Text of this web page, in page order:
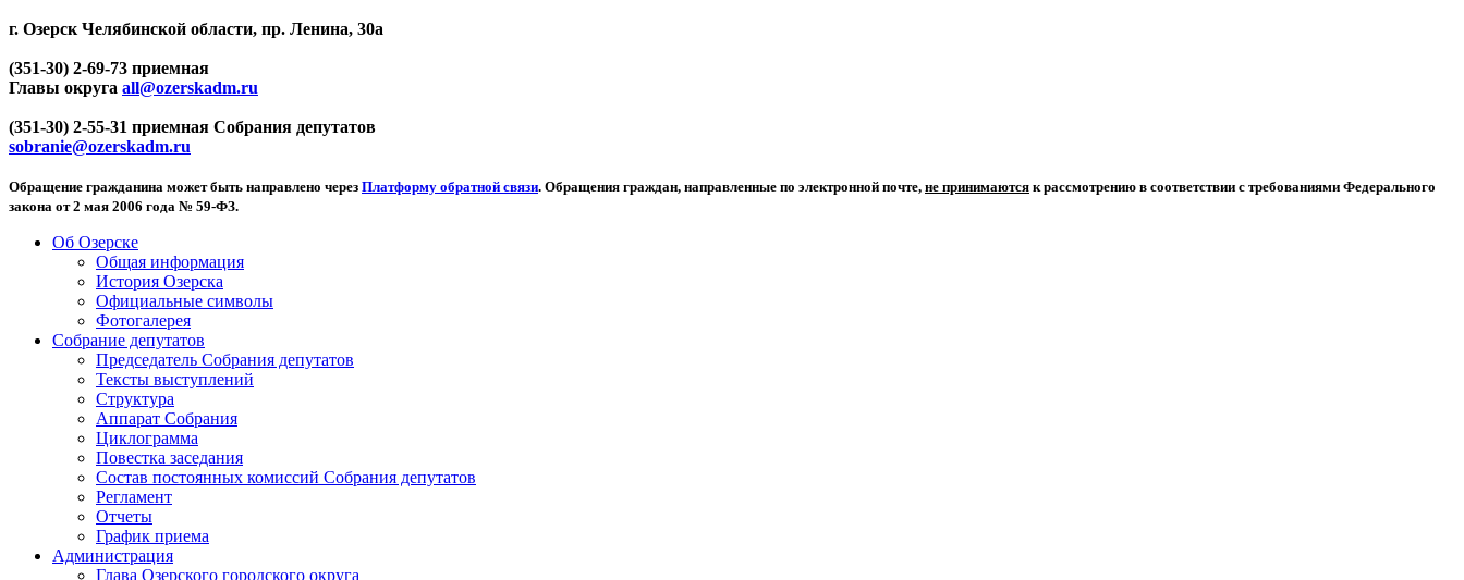
г. Озерск Челябинской области, пр. Ленина, 30а
(351-30) 2-69-73 приемная
Главы округа all@ozerskadm.ru
(351-30) 2-55-31 приемная Собрания депутатов
sobranie@ozerskadm.ru
Обращение гражданина может быть направлено через Платформу обратной связи. Обращения граждан, направленные по электронной почте, не принимаются к рассмотрению в соответствии с требованиями Федерального
закона от 2 мая 2006 года № 59-ФЗ.
Об Озерске
Общая информация
История Озерска
Официальные символы
Фотогалерея
Собрание депутатов
Председатель Собрания депутатов
Тексты выступлений
Структура
Аппарат Собрания
Циклограмма
Повестка заседания
Состав постоянных комиссий Собрания депутатов
Регламент
Отчеты
График приема
Администрация
Глава Озерского городского округа